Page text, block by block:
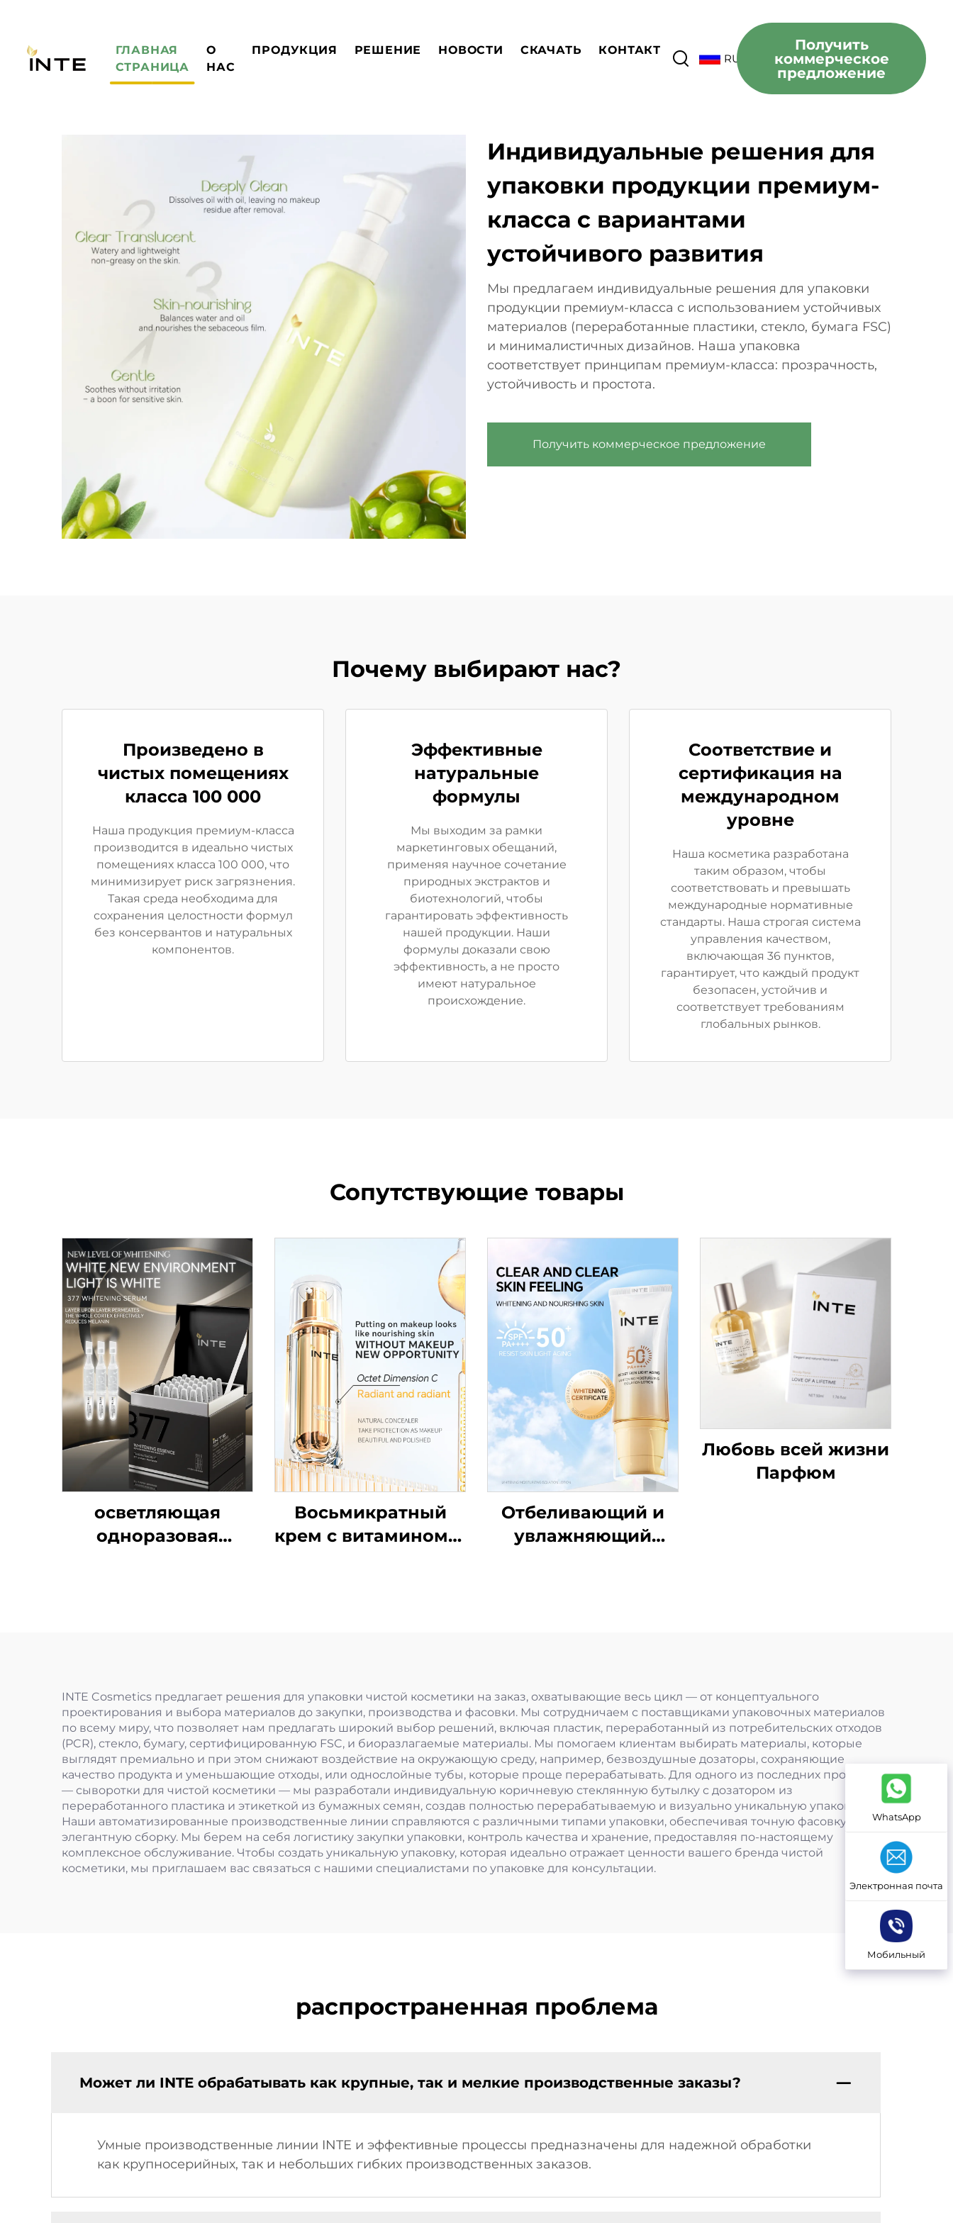
ГЛАВНАЯ
СТРАНИЦА
О
НАС
ПРОДУКЦИЯ РЕШЕНИЕ НОВОСТИ СКАЧАТЬ КОНТАКТ
RU
Получить
коммерческое
предложение
Индивидуальные решения для
упаковки продукции премиум-
класса с вариантами
устойчивого развития
Мы предлагаем индивидуальные решения для упаковки
продукции премиум-класса с использованием устойчивых
материалов (переработанные пластики, стекло, бумага FSC)
и минималистичных дизайнов. Наша упаковка
соответствует принципам премиум-класса: прозрачность,
устойчивость и простота.
Получить коммерческое предложение
Почему выбирают нас?
Произведено в
чистых помещениях
класса 100 000
Наша продукция премиум-класса
производится в идеально чистых
помещениях класса 100 000, что
минимизирует риск загрязнения.
Такая среда необходима для
сохранения целостности формул
без консервантов и натуральных
компонентов.
Эффективные
натуральные
формулы
Мы выходим за рамки
маркетинговых обещаний,
применяя научное сочетание
природных экстрактов и
биотехнологий, чтобы
гарантировать эффективность
нашей продукции. Наши
формулы доказали свою
эффективность, а не просто
имеют натуральное
происхождение.
Соответствие и
сертификация на
международном
уровне
Наша косметика разработана
таким образом, чтобы
соответствовать и превышать
международные нормативные
стандарты. Наша строгая система
управления качеством,
включающая 36 пунктов,
гарантирует, что каждый продукт
безопасен, устойчив и
соответствует требованиям
глобальных рынков.
Сопутствующие товары
осветляющая
одноразовая
Восьмикратный
крем с витамином C
Отбеливающий и
увлажняющий
Любовь всей жизни
Парфюм
INTE Cosmetics предлагает решения для упаковки чистой косметики на заказ, охватывающие весь цикл — от концептуального
проектирования и выбора материалов до закупки, производства и фасовки. Мы сотрудничаем с поставщиками упаковочных материалов
по всему миру, что позволяет нам предлагать широкий выбор решений, включая пластик, переработанный из потребительских отходов
(PCR), стекло, бумагу, сертифицированную FSC, и биоразлагаемые материалы. Мы помогаем клиентам выбирать материалы, которые
выглядят премиально и при этом снижают воздействие на окружающую среду, например, безвоздушные дозаторы, сохраняющие
качество продукта и уменьшающие отходы, или однослойные тубы, которые проще перерабатывать. Для одного из последних продуктов
— сыворотки для чистой косметики — мы разработали индивидуальную коричневую стеклянную бутылку с дозатором из
переработанного пластика и этикеткой из бумажных семян, создав полностью перерабатываемую и визуально уникальную упаковку.
Наши автоматизированные производственные линии справляются с различными типами упаковки, обеспечивая точную фасовку и
элегантную сборку. Мы берем на себя логистику закупки упаковки, контроль качества и хранение, предоставляя по-настоящему
комплексное обслуживание. Чтобы создать уникальную упаковку, которая идеально отражает ценности вашего бренда чистой
косметики, мы приглашаем вас связаться с нашими специалистами по упаковке для консультации.
распространенная проблема
Может ли INTE обрабатывать как крупные, так и мелкие производственные заказы?
Умные производственные линии INTE и эффективные процессы предназначены для надежной обработки
как крупносерийных, так и небольших гибких производственных заказов.
WhatsApp
Электронная почта
Мобильный